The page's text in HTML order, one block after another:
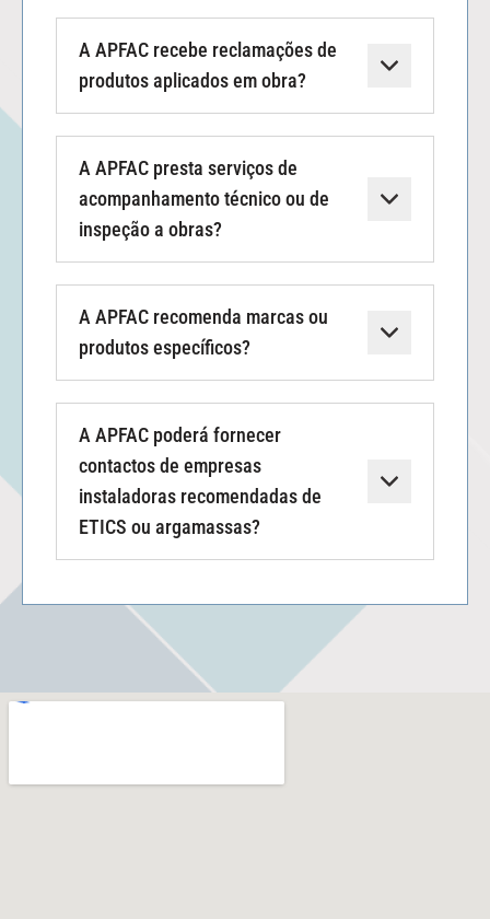
A APFAC recebe reclamações de
produtos aplicados em obra?
A APFAC presta serviços de
acompanhamento técnico ou de
inspeção a obras?
A APFAC recomenda marcas ou
produtos específicos?
A APFAC poderá fornecer
contactos de empresas
instaladoras recomendadas de
ETICS ou argamassas?